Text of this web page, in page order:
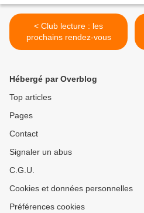
< Club lecture : les
prochains rendez-vous
Hébergé par Overblog
Top articles
Pages
Contact
Signaler un abus
C.G.U.
Cookies et données personnelles
Préférences cookies